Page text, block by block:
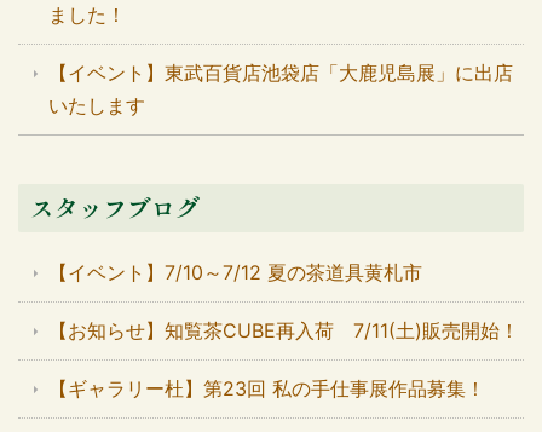
ました！
【イベント】東武百貨店池袋店「大鹿児島展」に出店
いたします
スタッフブログ
【イベント】7/10～7/12 夏の茶道具黄札市
【お知らせ】知覧茶CUBE再入荷 7/11(土)販売開始！
【ギャラリー杜】第23回 私の手仕事展作品募集！